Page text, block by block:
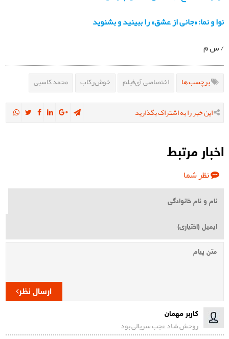
نوا و نما: «جانی از عشق» را ببینید و بشنوید
/ س م
برچسب ها اختصاصی آی‌فیلم خوش‌رکاب محمد کاسبی
این خبر را به اشتراک بگذارید
اخبار مرتبط
نظر شما
ارسال نظر
کاربر مهمان
روحش شاد عجب سریالی بود